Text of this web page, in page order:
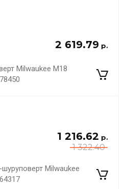
2 619.79 р.
Milwaukee M18
1 322.40
1 216.62 р.
Milwaukee